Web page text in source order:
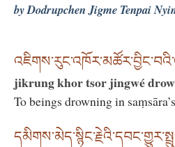
by Dodrupchen Jigme Tenpai
jikrung khor tsor jingwé
To beings drowning in